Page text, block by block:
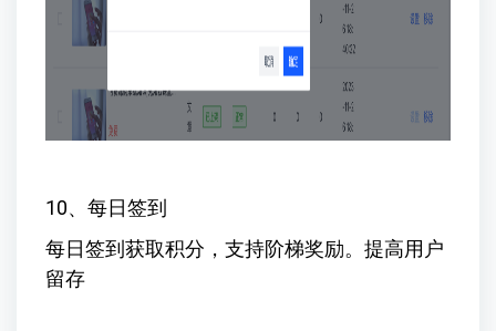
10、每日签到
每日签到获取积分，支持阶梯奖励。提高用户
留存